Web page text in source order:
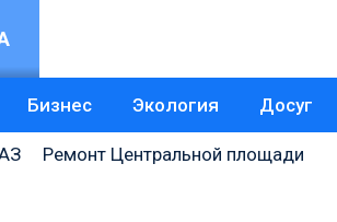
Бизнес Экология Досуг
Ремонт Центральной площади